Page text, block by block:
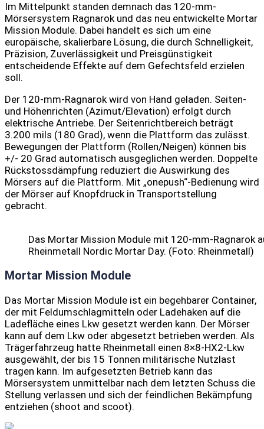
Im Mittelpunkt standen demnach das 120-mm-
Mörsersystem Ragnarok und das neu entwickelte Mortar
Mission Module. Dabei handelt es sich um eine
europäische, skalierbare Lösung, die durch Schnelligkeit,
Präzision, Zuverlässigkeit und Preisgünstigkeit
entscheidende Effekte auf dem Gefechtsfeld erzielen
soll.
Der 120-mm-Ragnarok wird von Hand geladen. Seiten-
und Höhenrichten (Azimut/Elevation) erfolgt durch
elektrische Antriebe. Der Seitenrichtbereich beträgt
3.200 mils (180 Grad), wenn die Plattform das zulässt.
Bewegungen der Plattform (Rollen/Neigen) können bis
+/- 20 Grad automatisch ausgeglichen werden. Doppelte
Rückstossdämpfung reduziert die Auswirkung des
Mörsers auf die Plattform. Mit „onepush“-Bedienung wird
der Mörser auf Knopfdruck in Transportstellung
gebracht.
Das Mortar Mission Module mit 120-mm-Ragnarok
Rheinmetall Nordic Mortar Day. (Foto: Rheinmetall)
Mortar Mission Module
Das Mortar Mission Module ist ein begehbarer Container,
der mit Feldumschlagmitteln oder Ladehaken auf die
Ladefläche eines Lkw gesetzt werden kann. Der Mörser
kann auf dem Lkw oder abgesetzt betrieben werden. Als
Trägerfahrzeug hatte Rheinmetall einen 8×8-HX2-Lkw
ausgewählt, der bis 15 Tonnen militärische Nutzlast
tragen kann. Im aufgesetzten Betrieb kann das
Mörsersystem unmittelbar nach dem letzten Schuss die
Stellung verlassen und sich der feindlichen Bekämpfung
entziehen (shoot and scoot).